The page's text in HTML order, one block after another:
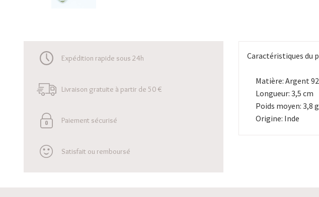
Expédition rapide sous 24h
Livraison gratuite à partir de 50 €
Paiement sécurisé
Satisfait ou remboursé
Caractéristiques du
Matière: Argent
Longueur: 3,5 cm
Poids moyen: 3,8 g
Origine: Inde